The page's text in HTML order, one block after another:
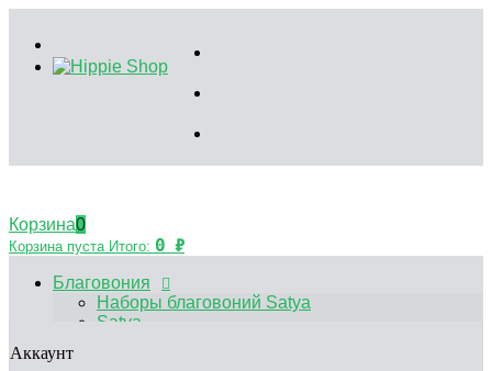
Корзина0
Корзина пуста Итого: 0 ₽
Благовония
Наборы благовоний Satya
Satya
Аккаунт